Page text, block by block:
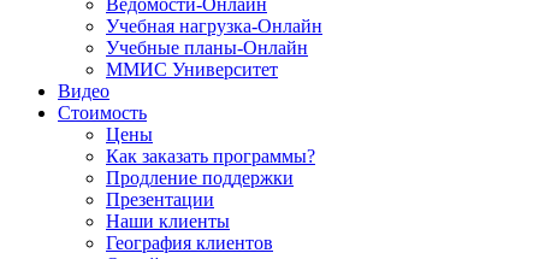
Ведомости-Онлайн
Учебная нагрузка-Онлайн
Учебные планы-Онлайн
ММИС Университет
Видео
Стоимость
Цены
Как заказать программы?
Продление поддержки
Презентации
Наши клиенты
География клиентов